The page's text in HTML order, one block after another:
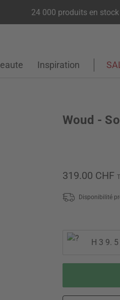
24 000 produits en stock
Inspiration
Woud -
319.00 CHF
Disponibilité
H 3 9.